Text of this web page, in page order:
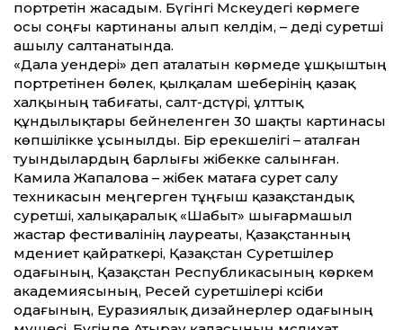
портретін жасадым. Бүгінгі Мәскеудегі көрмеге
осы соңғы картинаны алып келдім, – деді суретші
ашылу салтанатында.
«Дала әуендері» деп аталатын көрмеде ұшқыштың
портретінен бөлек, қылқалам шеберінің қазақ
халқының табиғаты, салт-дәстүрі, ұлт­тық
құндылықтары бейнеленген 30 шақты картинасы
көпшілікке ұсынылды. Бір ерекшелігі – аталған
туындылардың барлығы жібекке салынған.
Камила Жапалова – жібек матаға сурет салу
техникасын меңгерген тұңғыш қазақ­стандық
суретші, халық­аралық «Шабыт» шығармашыл
жастар фестивалінің лауреаты, Қазақ­станның
мәдениет қайраткерi, Қазақ­стан Суретшілер
одағының, Қазақ­стан Республикасының көркем
академиясының, Ресей суретшілері кәсіби
одағының, Еуразиялық дизайнерлер одағының